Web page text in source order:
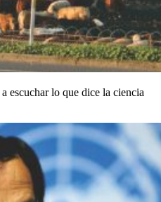
escuchar lo que dice la ciencia